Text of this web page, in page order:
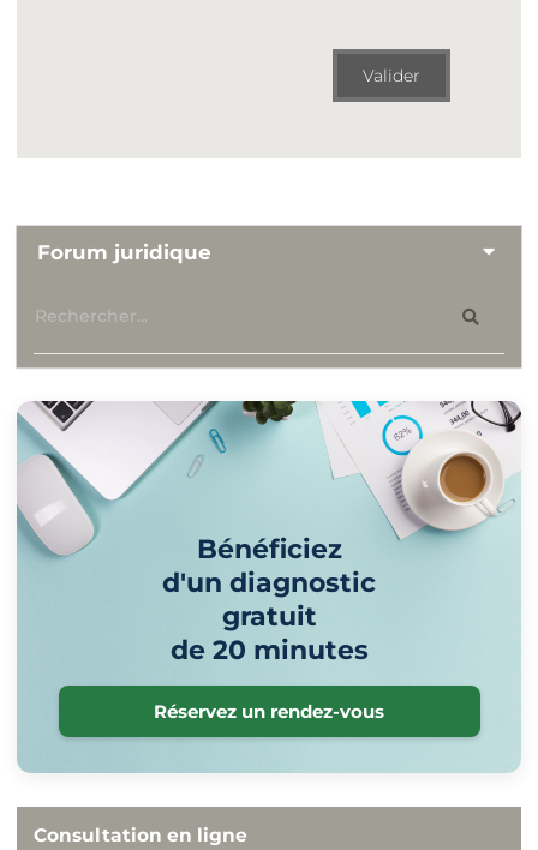
Valider
Forum juridique
Bénéficiez
d'un diagnostic
gratuit
de 20 minutes
Réservez un rendez-vous
Consultation en ligne